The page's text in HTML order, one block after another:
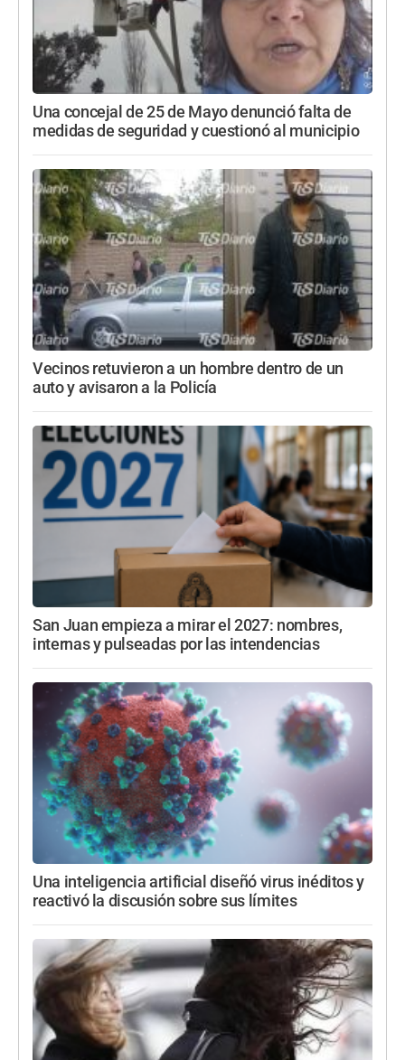
Una concejal de 25 de Mayo denunció falta de
medidas de seguridad y cuestionó al municipio
Vecinos retuvieron a un hombre dentro de un
auto y avisaron a la Policía
San Juan empieza a mirar el 2027: nombres,
internas y pulseadas por las intendencias
Una inteligencia artificial diseñó virus inéditos y
reactivó la discusión sobre sus límites